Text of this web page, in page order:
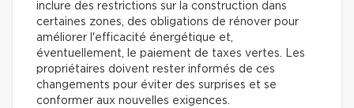
inclure des restrictions sur la construction dans
certaines zones, des obligations de rénover pour
améliorer l'efficacité énergétique et,
éventuellement, le paiement de taxes vertes. Les
propriétaires doivent rester informés de ces
changements pour éviter des surprises et se
conformer aux nouvelles exigences.